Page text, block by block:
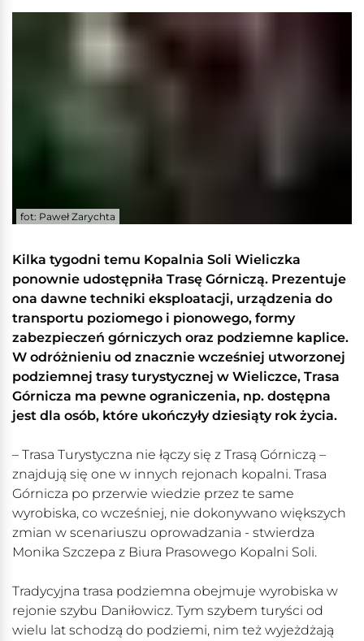
fot: Paweł Zarychta
Kilka tygodni temu Kopalnia Soli Wieliczka
ponownie udostępniła Trasę Górniczą. Prezentuje
ona dawne techniki eksploatacji, urządzenia do
transportu poziomego i pionowego, formy
zabezpieczeń górniczych oraz podziemne kaplice.
W odróżnieniu od znacznie wcześniej utworzonej
podziemnej trasy turystycznej w Wieliczce, Trasa
Górnicza ma pewne ograniczenia, np. dostępna
jest dla osób, które ukończyły dziesiąty rok życia.
– Trasa Turystyczna nie łączy się z Trasą Górniczą –
znajdują się one w innych rejonach kopalni. Trasa
Górnicza po przerwie wiedzie przez te same
wyrobiska, co wcześniej, nie dokonywano większych
zmian w scenariuszu oprowadzania - stwierdza
Monika Szczepa z Biura Prasowego Kopalni Soli.
Tradycyjna trasa podziemna obejmuje wyrobiska w
rejonie szybu Daniłowicz. Tym szybem turyści od
wielu lat schodzą do podziemi, nim też wyjeżdżają